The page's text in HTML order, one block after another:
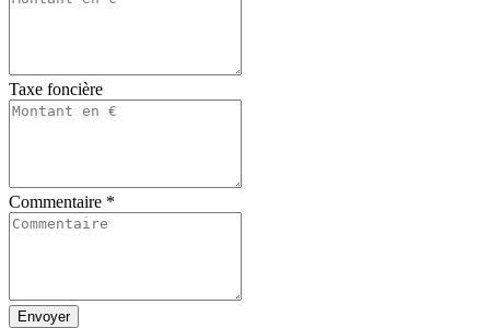
Taxe foncière
Commentaire *